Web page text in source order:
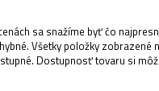
sa snažíme byť čo
Všetky položky zobrazené
Dostupnosť tovaru si